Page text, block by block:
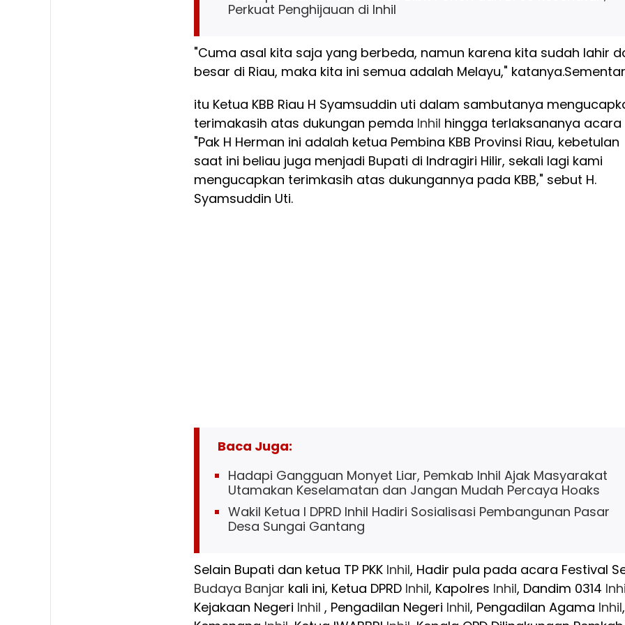
Perkuat Penghijauan di Inhil
"Cuma asal kita saja yang berbeda, namun karena kita sudah lahir
besar di Riau, maka kita ini semua adalah Melayu," katanya.
itu Ketua KBB Riau H Syamsuddin uti dalam sambutanya
terimakasih atas dukungan pemda Inhil hingga terlaksananya acara
"Pak H Herman ini adalah ketua Pembina KBB Provinsi Riau, kebetulan
saat ini beliau juga menjadi Bupati di Indragiri Hilir, sekali lagi kami
mengucapkan terimkasih atas dukungannya pada KBB," sebut H.
Syamsuddin Uti.
Baca Juga:
Hadapi Gangguan Monyet Liar, Pemkab Inhil Ajak Masyarakat
Utamakan Keselamatan dan Jangan Mudah Percaya Hoaks
Wakil Ketua I DPRD Inhil Hadiri Sosialisasi Pembangunan Pasar
Desa Sungai Gantang
Selain Bupati dan ketua TP PKK Inhil, Hadir pula pada acara Festival
Budaya Banjar kali ini, Ketua DPRD Inhil, Kapolres Inhil, Dandim 0314
Kejakaan Negeri Inhil , Pengadilan Negeri Inhil, Pengadilan Agama Inhil,